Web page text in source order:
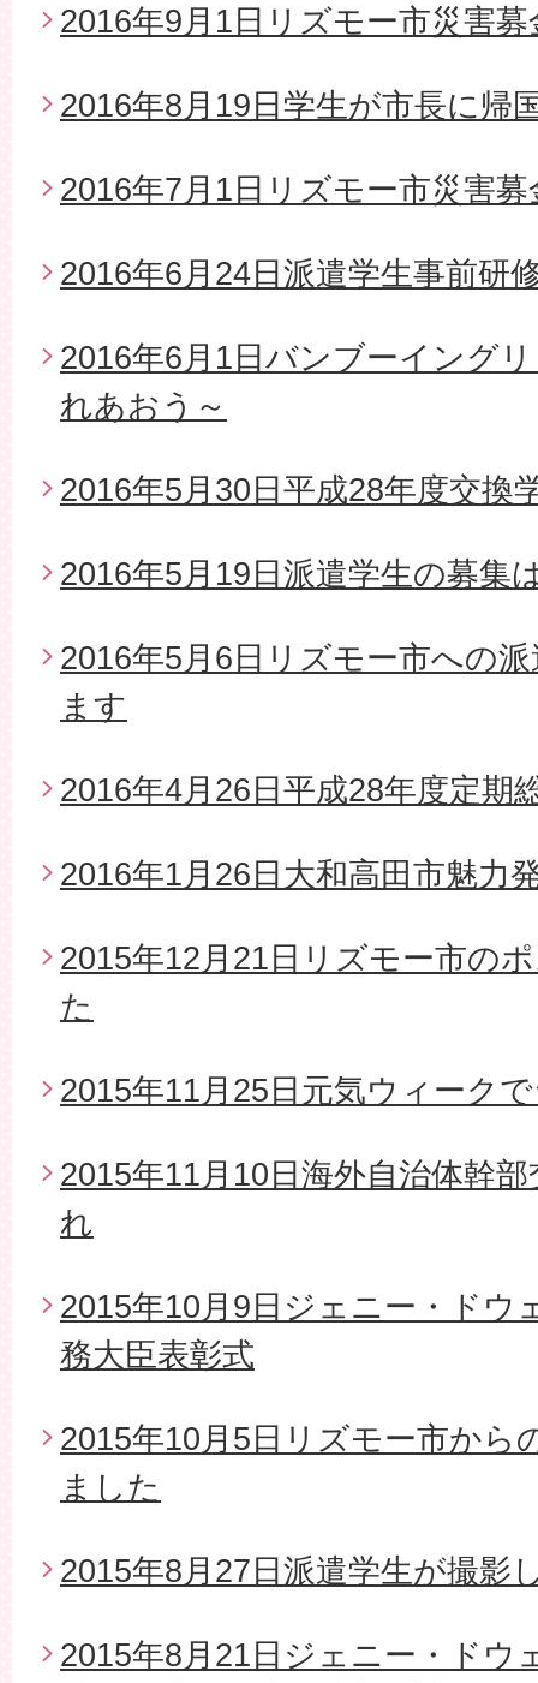
2016年9月1日リズモー市災害
2016年8月19日学生が市長に帰
2016年7月1日リズモー市災害
2016年6月24日派遣学生事前研
2016年6月1日バンブーイング
れあおう～
2016年5月30日平成28年度交換
2016年5月19日派遣学生の募集
2016年5月6日リズモー市への
ます
2016年4月26日平成28年度定期
2016年1月26日大和高田市魅力
2015年12月21日リズモー市の
た
2015年11月25日元気ウィーク
2015年11月10日海外自治体幹
れ
2015年10月9日ジェニー・ドウ
務大臣表彰式
2015年10月5日リズモー市から
ました
2015年8月27日派遣学生が撮影
2015年8月21日ジェニー・ドウ